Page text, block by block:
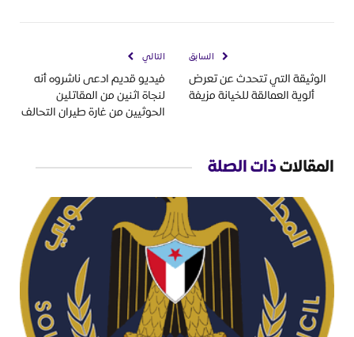
السابق
الوثيقة التي تتحدث عن تعرض
ألوية العمالقة للخيانة مزيفة
التالي
فيديو قديم ادعى ناشروه أنه
لنجاة اثنين من المقاتلين
الحوثيين من غارة طيران التحالف
المقالاتذات الصلة